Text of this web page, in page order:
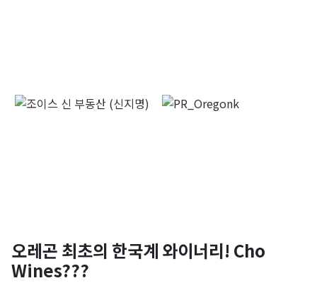
오레곤 최초의 한국계 와이너리! Cho
Wines???